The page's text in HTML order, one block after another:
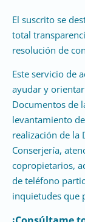
El suscrito se
total
resolución de
Este servicio de
ayudar y
Documentos de
levantamiento
realización de la
Conserjería,
copropietarios,
de teléfono
inquietudes que